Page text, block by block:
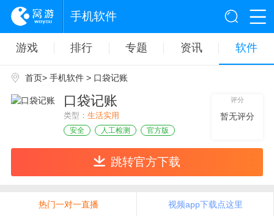
手机软件
游戏 排行 专题 资讯 软件
首页> 手机软件> 口袋记账
口袋记账
类型： 生活实用
安全 人工检测 官方版
评分
暂无评分
跳转官方下载
热门一对一直播 视频app下载点这里